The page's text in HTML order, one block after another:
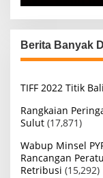
Berita Banyak
TIFF 2022 Titik
Rangkaian
Sulut (17,871)
Wabup Minsel
Rancangan
Retribusi (15,292)